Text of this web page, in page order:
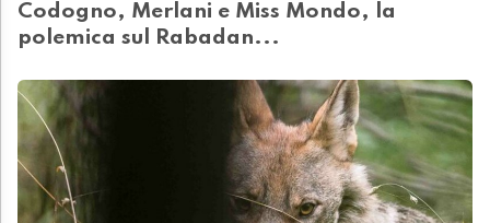
Codogno, Merlani e Miss Mondo, la
polemica sul Rabadan...